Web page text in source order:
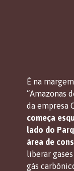
É na
“Amazonas
da empresa
começa
lado do
área de
liberar
gás